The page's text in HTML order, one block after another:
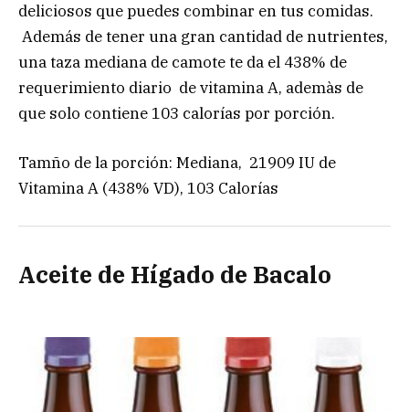
deliciosos que puedes combinar en tus comidas.
Además de tener una gran cantidad de nutrientes,
una taza mediana de camote te da el 438% de
requerimiento diario de vitamina A, ademàs de
que solo contiene 103 calorías por porción.
Tamño de la porción: Mediana, 21909 IU de
Vitamina A (438% VD), 103 Calorías
Aceite de Hígado de Bacalo